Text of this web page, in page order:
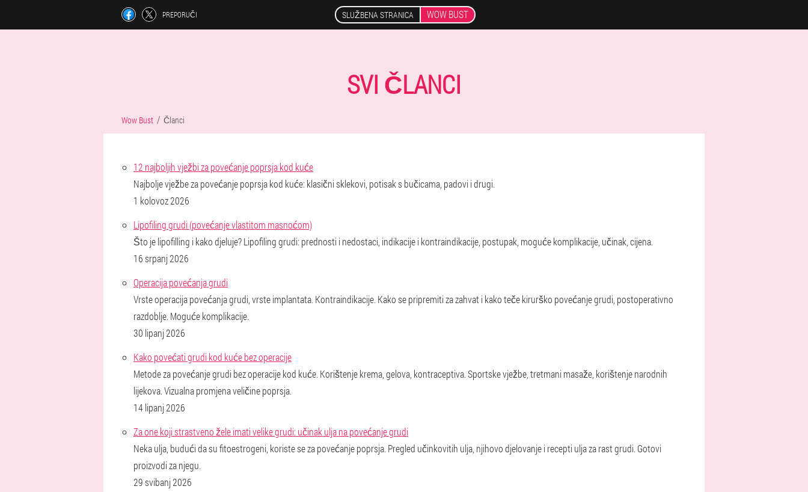
PREPORUČI SLUŽBENA STRANICA WOW BUST
SVI ČLANCI
Wow Bust Članci
12 najboljih vježbi za povećanje poprsja kod kuće
Najbolje vježbe za povećanje poprsja kod kuće: klasični sklekovi, potisak s bučicama, padovi i drugi.
1 kolovoz 2026
Lipofiling grudi (povećanje vlastitom masnoćom)
Što je lipofilling i kako djeluje? Lipofiling grudi: prednosti i nedostaci, indikacije i kontraindikacije, postupak, moguće komplikacije, učinak, cijena.
16 srpanj 2026
Operacija povećanja grudi
Vrste operacija povećanja grudi, vrste implantata. Kontraindikacije. Kako se pripremiti za zahvat i kako teče kirurško povećanje grudi, postoperativno
razdoblje. Moguće komplikacije.
30 lipanj 2026
Kako povećati grudi kod kuće bez operacije
Metode za povećanje grudi bez operacije kod kuće. Korištenje krema, gelova, kontraceptiva. Sportske vježbe, tretmani masaže, korištenje narodnih
lijekova. Vizualna promjena veličine poprsja.
14 lipanj 2026
Za one koji strastveno žele imati velike grudi: učinak ulja na povećanje grudi
Neka ulja, budući da su fitoestrogeni, koriste se za povećanje poprsja. Pregled učinkovitih ulja, njihovo djelovanje i recepti ulja za rast grudi. Gotovi
proizvodi za njegu.
29 svibanj 2026